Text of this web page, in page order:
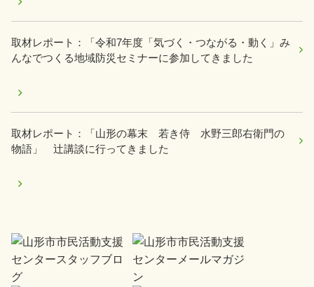
取材レポート：「令和7年度「気づく・つながる・動く」み
んなでつくる地域防災セミナーに参加してきました
取材レポート：「山形の幕末 若き侍 水野三郎右衛門の
物語」 辻講談に行ってきました